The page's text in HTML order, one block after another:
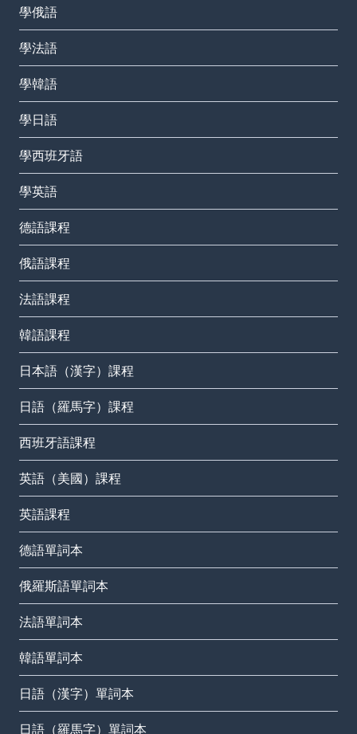
學俄語
學法語
學韓語
學日語
學西班牙語
學英語
德語課程
俄語課程
法語課程
韓語課程
日本語（漢字）課程
日語（羅馬字）課程
西班牙語課程
英語（美國）課程
英語課程
德語單詞本
俄羅斯語單詞本
法語單詞本
韓語單詞本
日語（漢字）單詞本
日語（羅馬字）單詞本